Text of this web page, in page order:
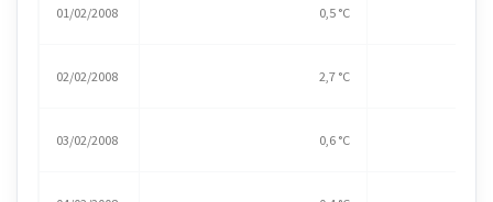
01/02/2008 0,5 °C
02/02/2008 2,7 °C
03/02/2008 0,6 °C